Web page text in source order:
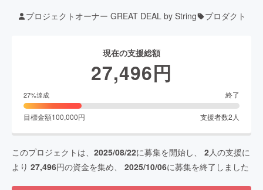
プロジェクトオーナー GREAT DEAL by String プロダクト
現在の支援総額
27,496円
27%達成 終了
目標金額100,000円 支援者数2人
このプロジェクトは、 2025/08/22に募集を開始し、 2人の支援に
より 27,496円の資金を集め、 2025/10/06に募集を終了しました